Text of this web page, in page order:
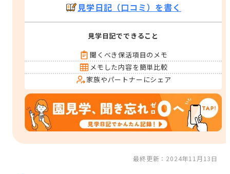
見学日記（口コミ）を書く
見学日記でできること
聞くべき保活項目のメモ
メモした内容を簡単比較
家族やパートナーにシェア
最終更新：2024年11月13日